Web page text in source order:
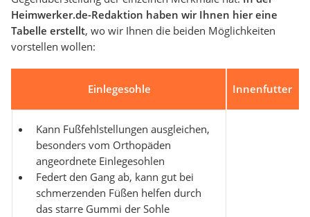
Heimwerker.de-Redaktion haben wir Ihnen hier eine
Tabelle erstellt, wo wir Ihnen die beiden Möglichkeiten
vorstellen wollen:
Einlegesohle Innenfutter
Kann Fußfehlstellungen ausgleichen,
besonders vom Orthopäden
angeordnete Einlegesohlen
Federt den Gang ab, kann gut bei
schmerzenden Füßen helfen durch
das starre Gummi der Sohle